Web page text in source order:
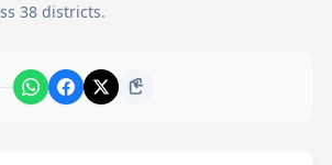
38 districts.